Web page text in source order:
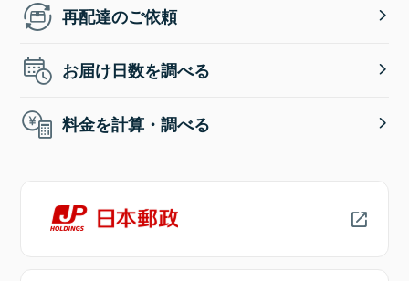
再配達のご依頼
お届け日数を調べる
料金を計算・調べる